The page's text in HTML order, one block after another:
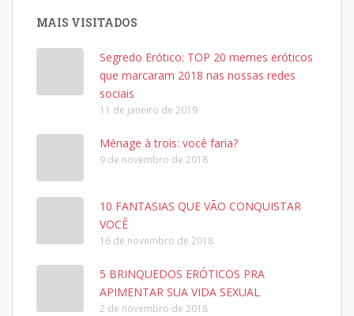
MAIS VISITADOS
Segredo Erótico: TOP 20 memes eróticos
que marcaram 2018 nas nossas redes
sociais
11 de janeiro de 2019
Ménage à trois: você faria?
9 de novembro de 2018
10 FANTASIAS QUE VÃO CONQUISTAR
VOCÊ
16 de novembro de 2018
5 BRINQUEDOS ERÓTICOS PRA
APIMENTAR SUA VIDA SEXUAL
2 de novembro de 2018